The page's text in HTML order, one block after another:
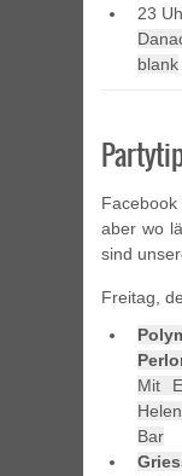
23
blank
aber wo
sind
Freitag,
Mit
Bar